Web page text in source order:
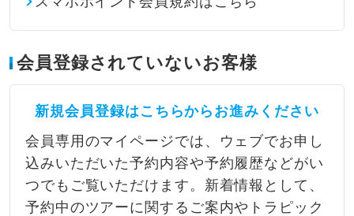
会員登録されていないお客様
新規会員登録はこちらからお進みください
会員専用のマイページでは、ウェブでお申し
込みいただいた予約内容や予約履歴などがい
つでもご覧いただけます。新着情報として、
予約中のツアーに関するご案内やトラピック